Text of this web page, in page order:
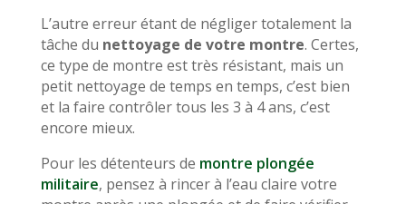
L’autre erreur étant de négliger totalement la
tâche du nettoyage de votre montre. Certes,
ce type de montre est très résistant, mais un
petit nettoyage de temps en temps, c’est bien
et la faire contrôler tous les 3 à 4 ans, c’est
encore mieux.
Pour les détenteurs de montre plongée
militaire, pensez à rincer à l’eau claire votre